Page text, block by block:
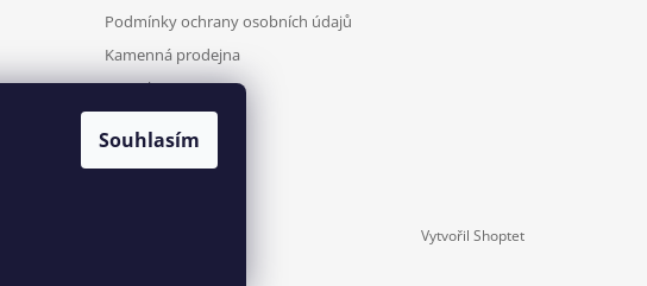
Souhlasím
Podmínky ochrany osobních údajů
Kamenná prodejna
Kontakty
Vytvořil Shoptet